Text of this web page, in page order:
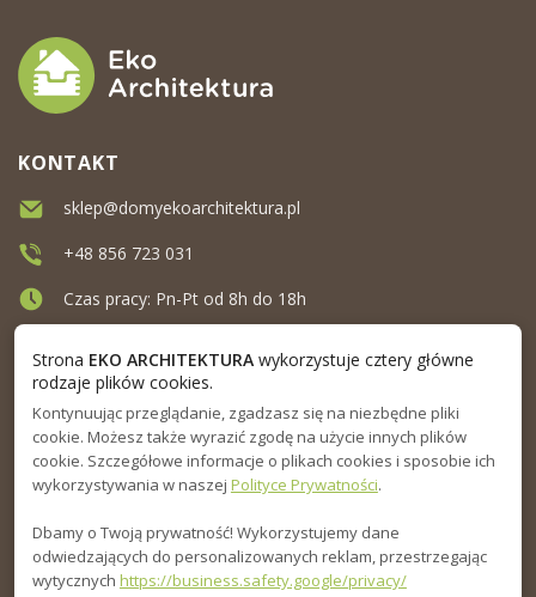
MENU
INFORMACJA
PORADNIK
KONTAKT
sklep@domyekoarchitektura.pl
+48 856 723 031
Czas pracy: Pn-Pt od 8h do 18h
Strona EKO ARCHITEKTURAwykorzystuje cztery główne
rodzaje plików cookies.
Kontynuując przeglądanie, zgadzasz się na niezbędne pliki
cookie. Możesz także wyrazić zgodę na użycie innych plików
cookie. Szczegółowe informacje o plikach cookies i sposobie ich
wykorzystywania w naszej Polityce Prywatności.
Dbamy o Twoją prywatność! Wykorzystujemy dane
odwiedzających do personalizowanych reklam, przestrzegając
wytycznych https://business.safety.google/privacy/